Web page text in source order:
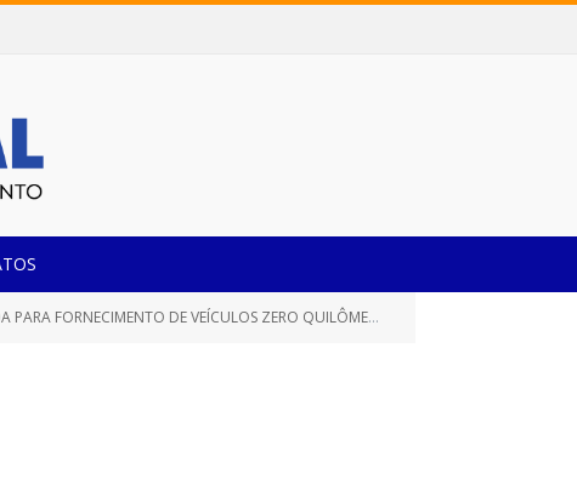
DA SECRETARIA MUNICIPAL DE EDUCAÇÃO DE CASTANHAL/PA, POR UM PERÍODO DE 12 (DOZE) MESES)